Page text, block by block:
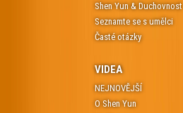
Shen Yun & Duchovnost
Seznamte se s umělci
Časté otázky
VIDEA
NEJNOVĚJŠÍ
O Shen Yun